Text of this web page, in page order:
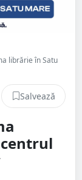
librărie în Satu
Salvează